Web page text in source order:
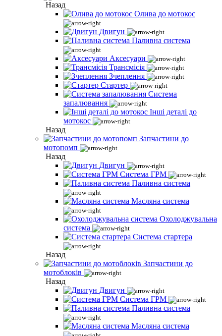
Назад
Олива до мотокос
Двигун
Паливна система
Аксесуари
Трансмісія
Зчеплення
Стартер
Система
запалювання
Інші деталі до
мотокос
Назад
Запчастини до
мотопомп
Назад
Двигун
Система ГРМ
Паливна система
Масляна система
Охолоджувальна
система
Система стартера
Назад
Запчастини до
мотоблоків
Назад
Двигун
Система ГРМ
Паливна система
Масляна система